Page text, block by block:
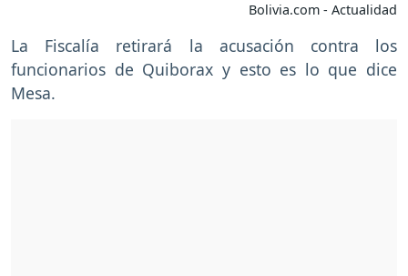
Bolivia.com - Actualidad
La Fiscalía retirará la acusación contra los
funcionarios de Quiborax y esto es lo que dice
Mesa.